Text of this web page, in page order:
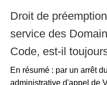
Droit de
service des
Code, est-il
En résumé : par un arrêt
administrative d'appel de